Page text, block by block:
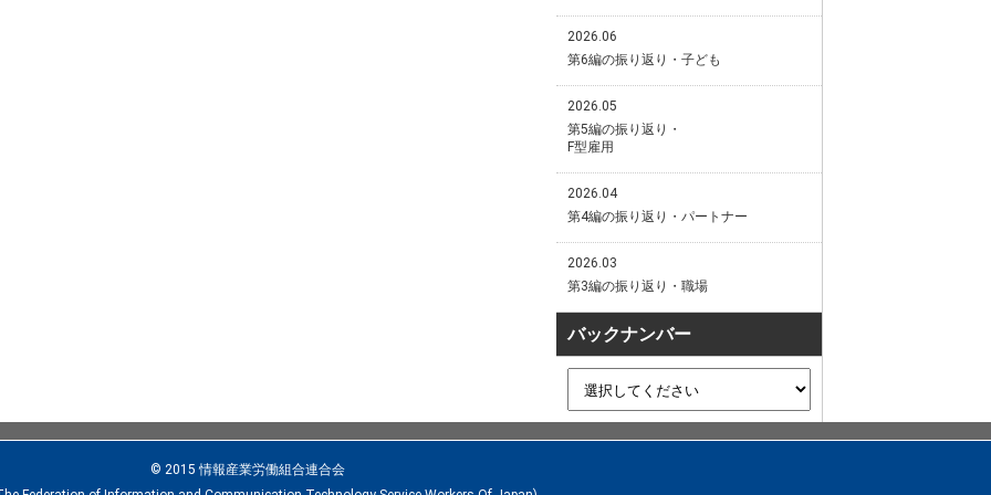
2026.06
第6編の振り返り・子ども
2026.05
第5編の振り返り・
F型雇用
2026.04
第4編の振り返り・パートナー
2026.03
第3編の振り返り・職場
バックナンバー
© 2015 情報産業労働組合連合会